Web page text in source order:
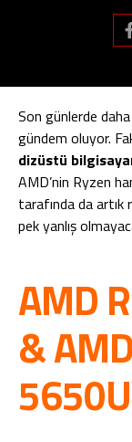
Son günlerde
gündem oluyor.
dizüstü
AMD’nin Ryzen
tarafında da artık
pek yanlış
AMD
&
5650U